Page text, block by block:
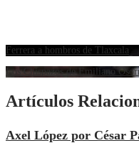
Ferrera a hombros de Tlaxcala
Los Chispazos de Emiliano
Artículos
Axel López por César